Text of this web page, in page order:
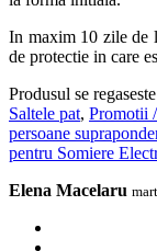
In maxim 10 zile de
de protectie in care
Produsul se
Saltele pat, Promotii
persoane
pentru Somiere
Elena Macelaru